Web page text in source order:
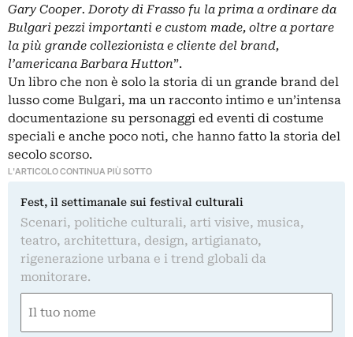
Gary Cooper. Doroty di Frasso fu la prima a ordinare da
Bulgari pezzi importanti e custom made, oltre a portare
la più grande collezionista e cliente del brand,
l’americana Barbara Hutton”.
Un libro che non è solo la storia di un grande brand del
lusso come Bulgari, ma un racconto intimo e un’intensa
documentazione su personaggi ed eventi di costume
speciali e anche poco noti, che hanno fatto la storia del
secolo scorso.
L'ARTICOLO CONTINUA PIÙ SOTTO
Fest, il settimanale sui festival culturali
Scenari, politiche culturali, arti visive, musica,
teatro, architettura, design, artigianato,
rigenerazione urbana e i trend globali da
monitorare.
(Obbligatorio)